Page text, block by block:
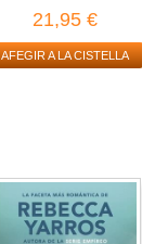
21,95 €
AFEGIR A LA CISTELLA